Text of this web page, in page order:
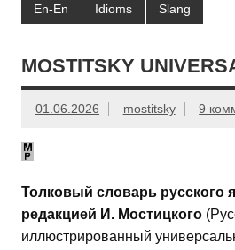
En-En Idioms Slang
MOSTITSKY
01.06.2026 mostitsky 9
Толковый словарь русского
редакцией И. Мостицкого
иллюстрированный